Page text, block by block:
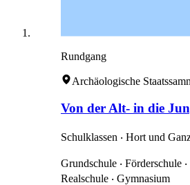
Rundgang
Archäologische
Von der Alt- in die
Schulklassen ‧ Hort und
Grundschule ‧ Förderschule
Realschule ‧ Gymnasium